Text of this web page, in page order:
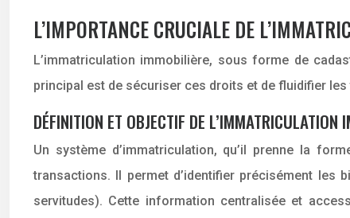
L’IMPORTANCE CRUCIALE DE
L’immatriculation immobilière, sous forme de
principal est de sécuriser ces droits et de fluidifier
DÉFINITION ET OBJECTIF DE L’IMMATRICULATION
Un système d’immatriculation, qu’il prenne la
transactions. Il permet d’identifier précisément les
servitudes). Cette information centralisée et